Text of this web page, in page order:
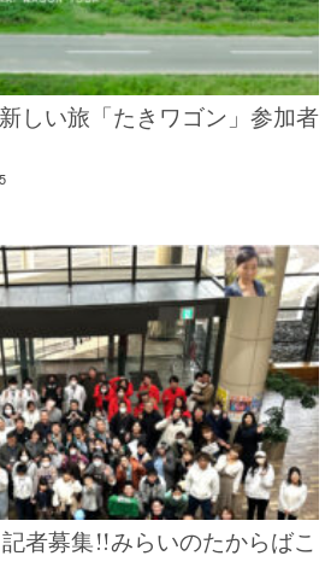
しい旅「たきワゴン」参加者
者募集!!みらいのたからばこ